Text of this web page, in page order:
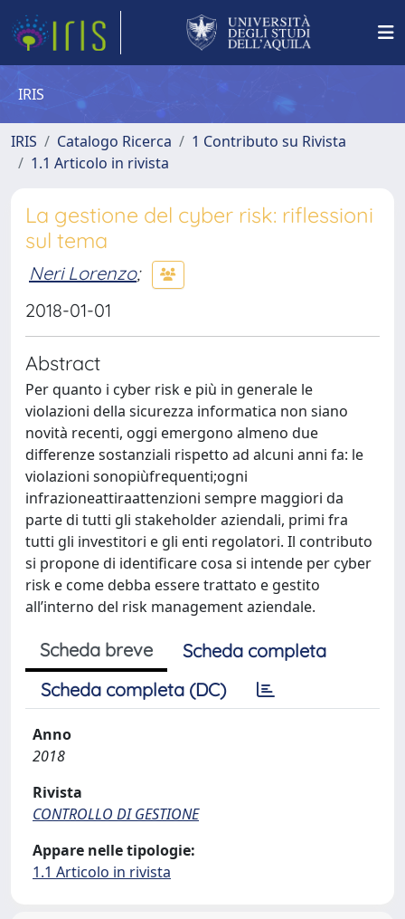
IRIS
IRIS Catalogo Ricerca
1 Contributo su Rivista
1.1 Articolo in rivista
La gestione del cyber risk: riflessioni
sul tema
Neri Lorenzo;
2018-01-01
Abstract
Per quanto i cyber risk e più in generale le
violazioni della sicurezza informatica non siano
novità recenti, oggi emergono almeno due
differenze sostanziali rispetto ad alcuni anni fa: le
violazioni sonopiùfrequenti;ogni
infrazioneattiraattenzioni sempre maggiori da
parte di tutti gli stakeholder aziendali, primi fra
tutti gli investitori e gli enti regolatori. Il contributo
si propone di identificare cosa si intende per cyber
risk e come debba essere trattato e gestito
all’interno del risk management aziendale.
Scheda breve
Scheda completa
Scheda completa (DC)
Anno
2018
Rivista
CONTROLLO DI GESTIONE
Appare nelle tipologie:
1.1 Articolo in rivista